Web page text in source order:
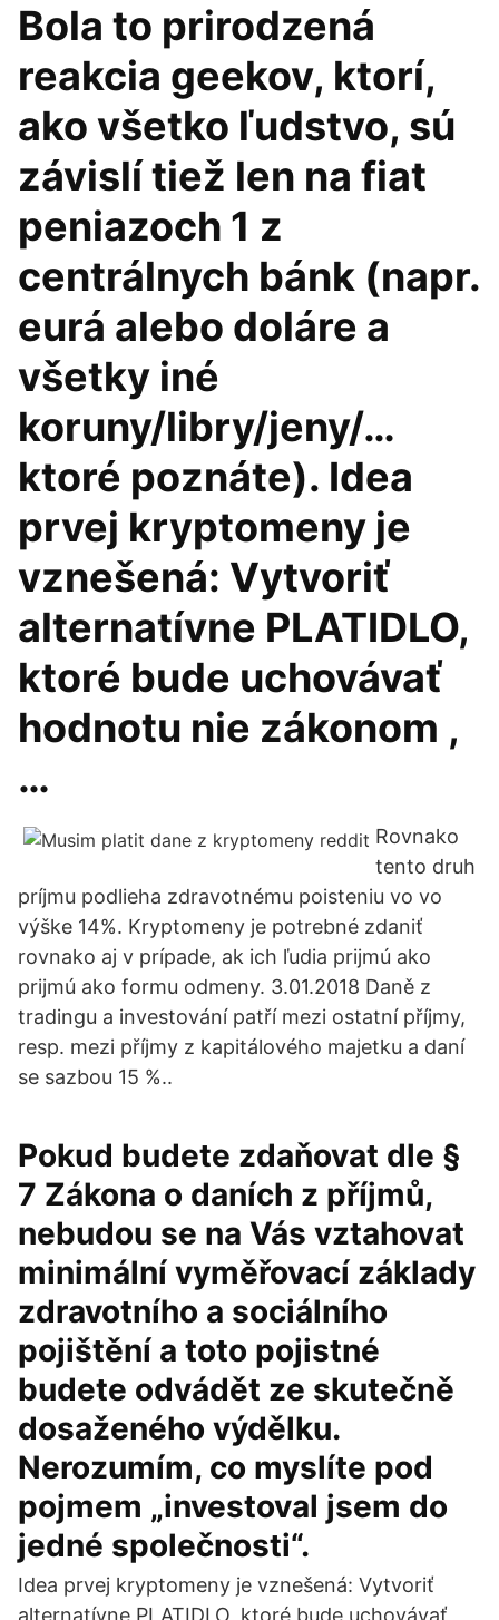
Bola to prirodzená
reakcia geekov, ktorí,
ako všetko ľudstvo, sú
závislí tiež len na fiat
peniazoch 1 z
centrálnych bánk (napr.
eurá alebo doláre a
všetky iné
koruny/libry/jeny/…
ktoré poznáte). Idea
prvej kryptomeny je
vznešená: Vytvoriť
alternatívne PLATIDLO,
ktoré bude uchovávať
hodnotu nie zákonom ,
…
Rovnako
tento druh
príjmu podlieha zdravotnému poisteniu vo vo
výške 14%. Kryptomeny je potrebné zdaniť
rovnako aj v prípade, ak ich ľudia prijmú ako
prijmú ako formu odmeny. 3.01.2018 Daně z
tradingu a investování patří mezi ostatní příjmy,
resp. mezi příjmy z kapitálového majetku a daní
se sazbou 15 %..
Pokud budete zdaňovat dle §
7 Zákona o daních z příjmů,
nebudou se na Vás vztahovat
minimální vyměřovací základy
zdravotního a sociálního
pojištění a toto pojistné
budete odvádět ze skutečně
dosaženého výdělku.
Nerozumím, co myslíte pod
pojmem „investoval jsem do
jedné společnosti“.
Idea prvej kryptomeny je vznešená: Vytvoriť
alternatívne PLATIDLO, ktoré bude uchovávať